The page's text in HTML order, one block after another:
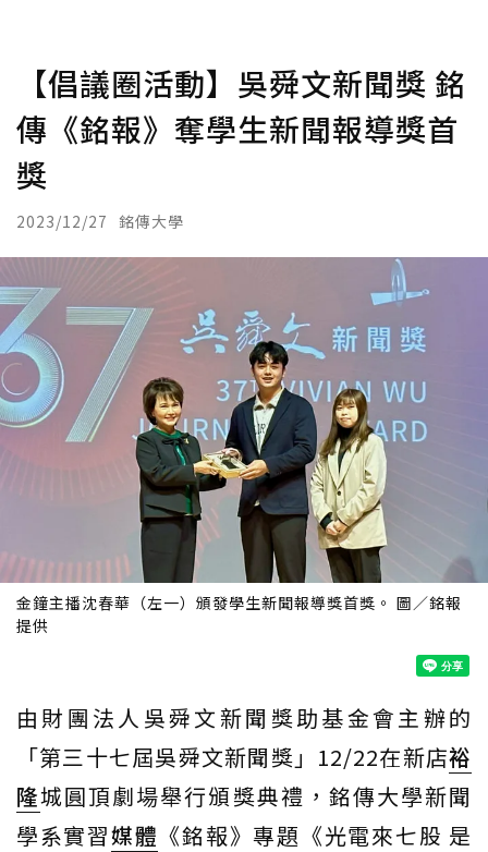
【倡議圈活動】吳舜文新聞獎 銘
傳《銘報》奪學生新聞報導獎首
獎
2023/12/27 銘傳大學
金鐘主播沈春華（左一）頒發學生新聞報導獎首獎。 圖／銘報
提供
由財團法人吳舜文新聞獎助基金會主辦的
「第三十七屆吳舜文新聞獎」12/22在新店裕
隆城圓頂劇場舉行頒獎典禮，銘傳大學新聞
學系實習媒體 《銘報》專題《光電來七股 是